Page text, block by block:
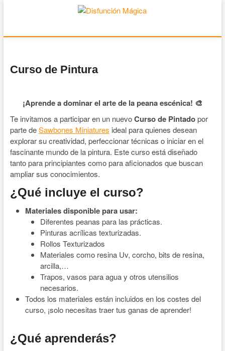
Disfunción Mágica
Curso de Pintura
¡Aprende a dominar el arte de la peana escénica! 🎨
Te invitamos a participar en un nuevoCurso de Pintadopor
parte deSawbones Miniatures ideal para quienes desean
explorar su creatividad, perfeccionar técnicas o iniciar en el
fascinante mundo de la pintura. Este curso está diseñado
tanto para principiantes como para aficionados que buscan
ampliar sus conocimientos.
¿Qué incluye el curso?
Materiales disponible para usar:
Diferentes peanas para las prácticas.
Pinturas acrílicas texturizadas.
Rollos Texturizados
Materiales como resina Uv, corcho, bits de resina,
arcilla,…
Trapos, vasos para agua y otros utensilios
necesarios.
Todos los materiales están incluidos en los costes del
curso, ¡solo necesitas traer tus ganas de aprender!
¿Qué aprenderás?